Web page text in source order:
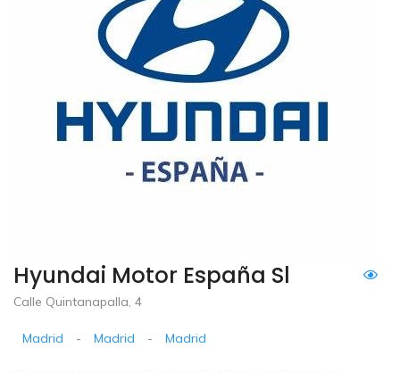
Hyundai Motor España Sl
Calle Quintanapalla, 4
Madrid - Madrid - Madrid